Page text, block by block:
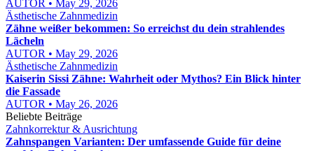
AUTOR • May 29, 2026
Ästhetische Zahnmedizin
Zähne weißer bekommen: So erreichst du dein strahlendes
Lächeln
AUTOR • May 29, 2026
Ästhetische Zahnmedizin
Kaiserin Sissi Zähne: Wahrheit oder Mythos? Ein Blick hinter
die Fassade
AUTOR • May 26, 2026
Beliebte Beiträge
Zahnkorrektur & Ausrichtung
Zahnspangen Varianten: Der umfassende Guide für deine